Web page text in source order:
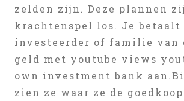
zelden zijn. Deze plannen
krachtenspel los. Je
investeerder of familie van
geld met youtube views
own investment bank
zien ze waar ze de